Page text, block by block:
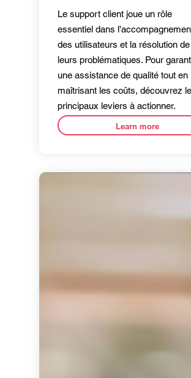
Le support client joue un rôle
essentiel dans
des utilisateurs et la résolution de
leurs problématiques. Pour
une assistance de qualité tout en
maîtrisant les coûts, découvrez
principaux leviers à actionner.
Learn more